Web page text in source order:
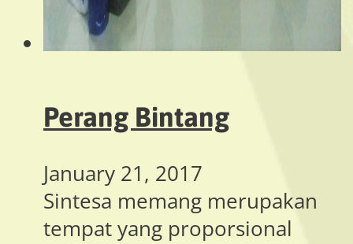
Perang Bintang
January 21, 2017
Sintesa memang merupakan
tempat yang proporsional